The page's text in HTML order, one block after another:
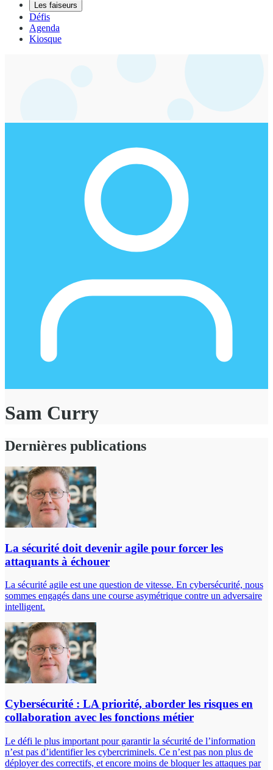
Les faiseurs
Défis
Agenda
Kiosque
Sam Curry
Dernières publications
La sécurité doit devenir agile pour forcer les
attaquants à échouer
La sécurité agile est une question de vitesse. En cybersécurité, nous
sommes engagés dans une course asymétrique contre un adversaire
intelligent.
Cybersécurité : LA priorité, aborder les risques en
collaboration avec les fonctions métier
Le défi le plus important pour garantir la sécurité de l’information
n’est pas d’identifier les cybercriminels. Ce n’est pas non plus de
déployer des correctifs, et encore moins de bloquer les attaques par